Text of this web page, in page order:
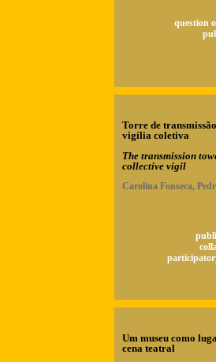
question
Torre de
vigília coletiva
The transmission
collective vigil
Carolina Fonseca,
Um museu como
cena teatral